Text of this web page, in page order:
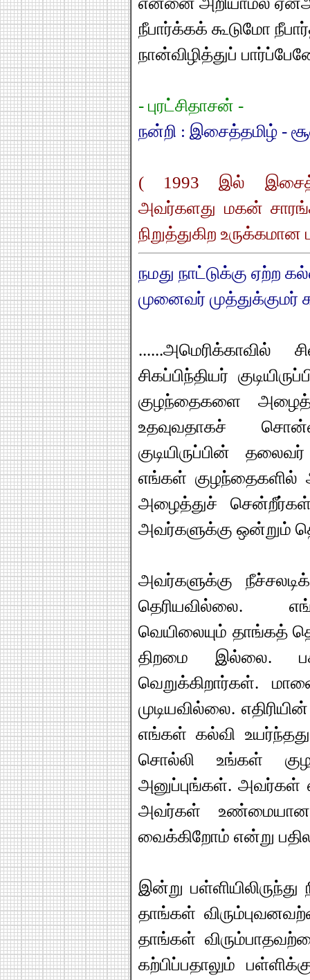
நீபார்க்கக் கூடுமோ
நான்விழித்துப்
- புரட்சிதாசன் -
நன்றி : இசைத்தமிழ் -
( 1993 இல்
அவர்களது மகன்
நிறுத்துகிற உருக்கமான
நமது நாட்டுக்கு ஏற்ற
முனைவர் முத்துக்குமர்
சிகப்பிந்தியர்
குழந்தைகளை
உதவுவதாகச்
குடியிருப்பின்
எங்கள் குழந்தைகளில்
அழைத்துச்
அவர்களுக்கு ஒன்றும்
அவர்களுக்கு
தெரியவில்லை.
வெயிலையும் தாங்கத்
திறமை இல்லை.
வெறுக்கிறார்கள்.
முடியவில்லை.
எங்கள் கல்வி
சொல்லி உங்கள்
அனுப்புங்கள். அவர்கள்
அவர்கள்
வைக்கிறோம் என்று
இன்று
தாங்கள்
தாங்கள்
கற்பிப்பதாலும்